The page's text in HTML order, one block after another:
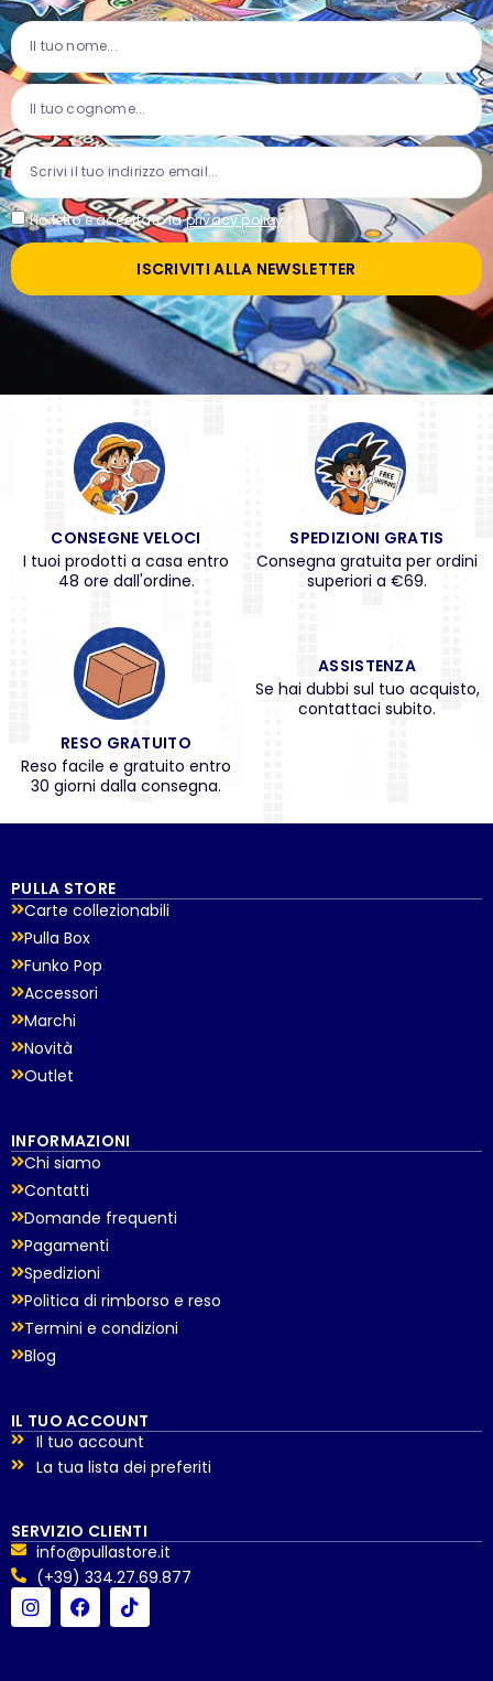
Ho letto e accettato laprivacy policy *
ISCRIVITI ALLA NEWSLETTER
CONSEGNE VELOCI
I tuoi prodotti a casa entro
48 ore dall'ordine.
SPEDIZIONI GRATIS
Consegna gratuita per ordini
superiori a €69.
RESO GRATUITO
Reso facile e gratuito entro
30 giorni dalla consegna.
ASSISTENZA
Se hai dubbi sul tuo acquisto,
contattaci subito.
PULLA STORE
Carte collezionabili
Pulla Box
Funko Pop
Accessori
Marchi
Novità
Outlet
INFORMAZIONI
Chi siamo
Contatti
Domande frequenti
Pagamenti
Spedizioni
Politica di rimborso e reso
Termini e condizioni
Blog
IL TUO ACCOUNT
Il tuo account
La tua lista dei preferiti
SERVIZIO CLIENTI
info@pullastore.it
(+39) 334.27.69.877